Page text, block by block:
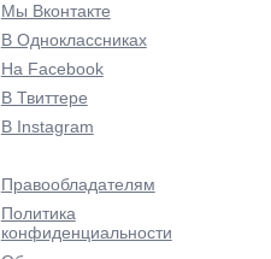
Мы Вконтакте
В Одноклассниках
На Facebook
В Твиттере
В Instagram
Правообладателям
Политика
конфиденциальности